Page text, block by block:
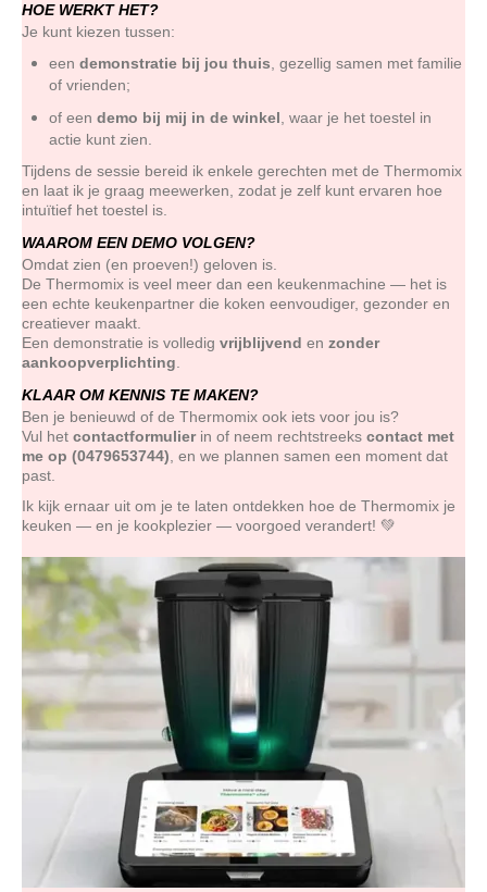
HOE WERKT HET?
Je kunt kiezen tussen:
een demonstratie bij jou thuis, gezellig samen met familie
of vrienden;
of een demo bij mij in de winkel, waar je het toestel in
actie kunt zien.
Tijdens de sessie bereid ik enkele gerechten met de Thermomix
en laat ik je graag meewerken, zodat je zelf kunt ervaren hoe
intuïtief het toestel is.
WAAROM EEN DEMO VOLGEN?
Omdat zien (en proeven!) geloven is.
De Thermomix is veel meer dan een keukenmachine — het is
een echte keukenpartner die koken eenvoudiger, gezonder en
creatiever maakt.
Een demonstratie is volledig vrijblijvend en zonder
aankoopverplichting.
KLAAR OM KENNIS TE MAKEN?
Ben je benieuwd of de Thermomix ook iets voor jou is?
Vul het contactformulierin of neem rechtstreeks contact met
me op (0479653744), en we plannen samen een moment dat
past.
Ik kijk ernaar uit om je te laten ontdekken hoe de Thermomix je
keuken — en je kookplezier — voorgoed verandert! 💚